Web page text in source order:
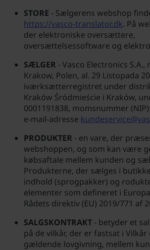
STORE - Sælgerens webshop
https://vasco-translator.dk. På
der elektroniske oversættere,
oversættelsessoftware og
SÆLGER - Vasco Electronics
Krakow, Polen, al. 29 Listopada
iværksætterregistret under
Kraków Śródmieście i Kraków,
0001191838, momsnummer
e-mail-adresse
PRODUKTER - en vare, der
webshoppen, og som kan være
købsaftale mellem kunden og
Produkterne, der sælges i
indhold (sprogpakker) og
elementer som defineret i
Rådets direktiv (EU) 2019/771 af
SALGSKONTRAKT - betyder et
på de vilkår, der er fastsat i
gældende lovgivning, mellem